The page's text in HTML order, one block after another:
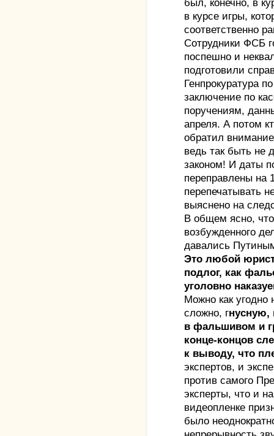
был, конечно, в
в курсе игры,
соответственно
Сотрудники ФСБ
поспешно и
подготовили
Генпрокуратура
заключение по
поручениям,
апреля. А потом
обратил
ведь так быть не
законом! И даты
переправлены на
перепечатывать
выяснено на
В общем ясно,
возбужденного
давались
Это любой
подлог, как
уголовно
Можно как угодно
сложно, гнусную,
в фальшивом и
конце-концов
к выводу, что
экспертов, и
против самого
эксперты, что и
видеопленке
было